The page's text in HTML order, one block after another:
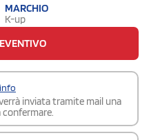
MARCHIO
K-up
info
inviata tramite mail una